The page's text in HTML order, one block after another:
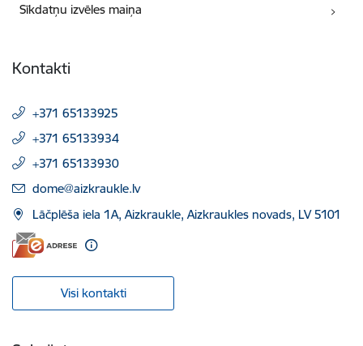
Sīkdatņu izvēles maiņa
Kontakti
+371 65133925
+371 65133934
+371 65133930
E-pasts:
dome@aizkraukle.lv
Lāčplēša iela 1A, Aizkraukle, Aizkraukles novads, LV 5101
Visi kontakti